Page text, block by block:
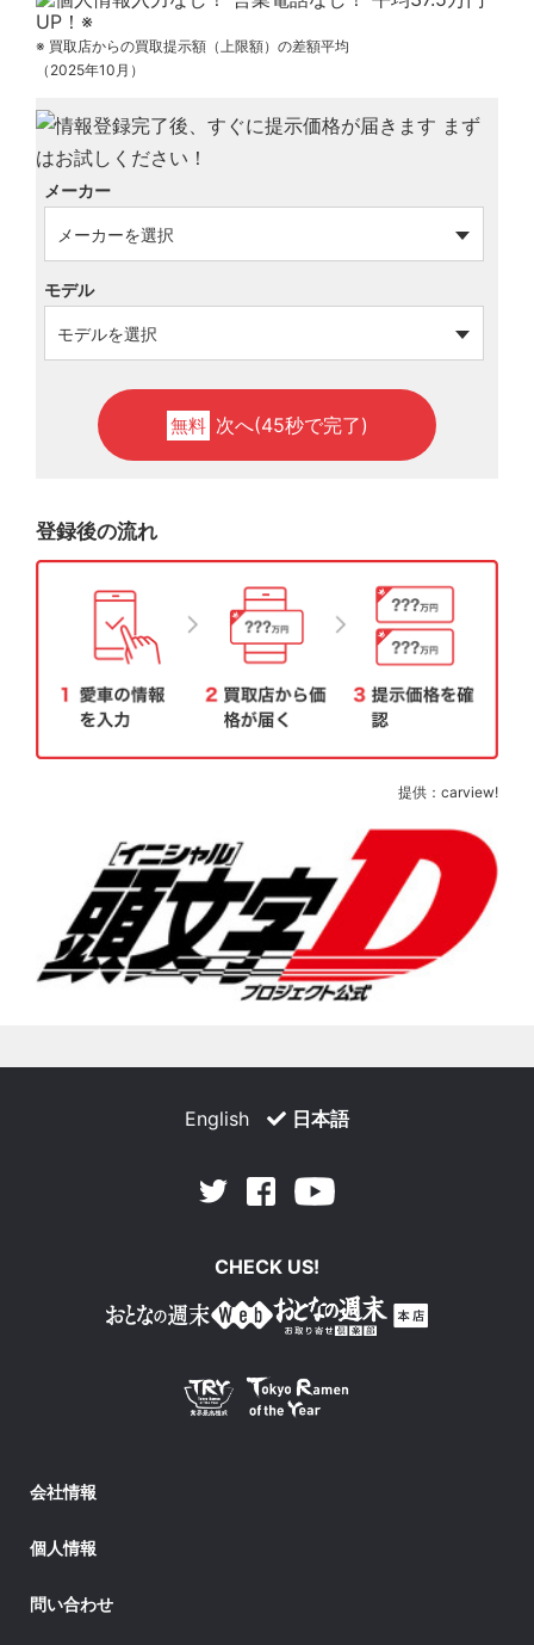
※ 買取店からの買取提示額（上限額）の差額平均
（2025年10月）
メーカー
モデル
無料 次へ(45秒で完了)
登録後の流れ
提供：carview!
English 日本語
Twitter Facebook
CHECK US!
会社情報
個人情報
問い合わせ